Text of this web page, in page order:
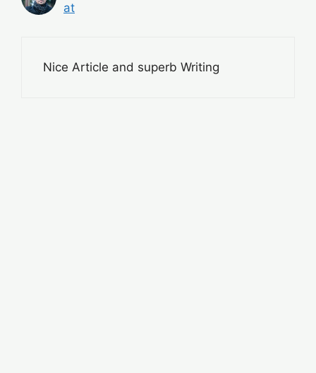
at
Nice Article and superb Writing